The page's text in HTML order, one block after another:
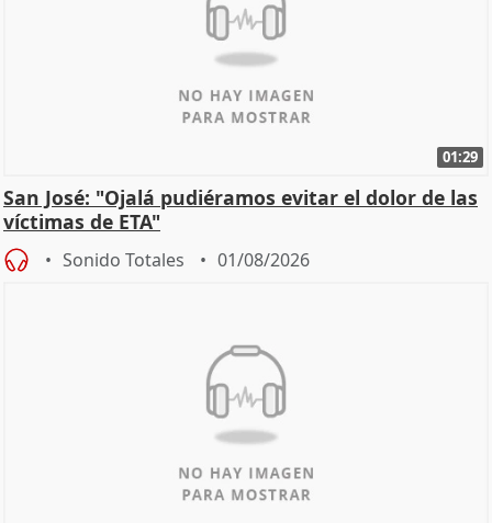
01:29
San José: "Ojalá pudiéramos evitar el dolor de las
víctimas de ETA"
Sonido Totales 01/08/2026